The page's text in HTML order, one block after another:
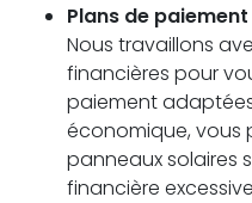
Plans de
Nous travaillons
financières pour
paiement
économique, vous
panneaux solaires
financière